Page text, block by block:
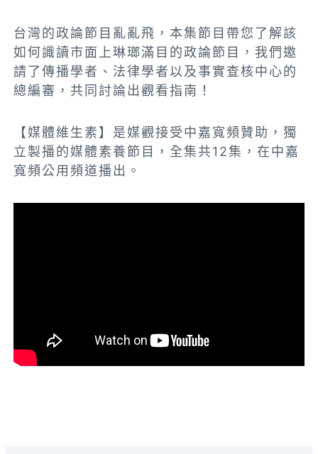
台灣的政論節目亂亂飛，本集節目帶您了解該
如何識讀市面上琳瑯滿目的政論節目，我們邀
請了傳播學者、法律學者以及事實查核中心的
總編審，共同討論出觀看指南！
【媒體維生素】是媒觀接受中嘉寬頻贊助，獨
立製播的媒體素養節目，全集共12集，在中嘉
寬頻公用頻道播出。